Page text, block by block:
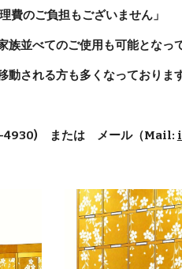
費のご負担もございません」
並べてのご使用も可能となっ
される方も多くなっております
4930) または メール（Mail: